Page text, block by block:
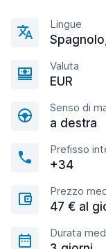
Lingue
Valuta
EUR
Senso di
a destra
Prefisso
+34
Prezzo
47 € al
Durata